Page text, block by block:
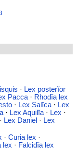
· Lex posterĭor
Pacca· Rhodĭa lex
· Lex Salĭca· Lex
· Lex Aquilĭa· Lex ·
Lex Daniel · Lex
· Curia lex ·
lex · Falcidĭa lex